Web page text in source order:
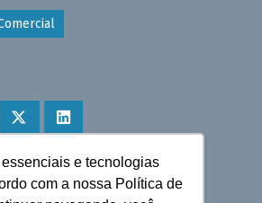
e tecnologias
com a nossa Política de
aplicativo